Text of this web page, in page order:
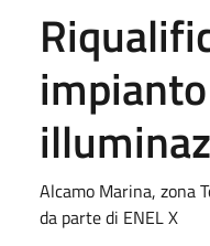
Alcamo Marina, zona
da parte di ENEL X